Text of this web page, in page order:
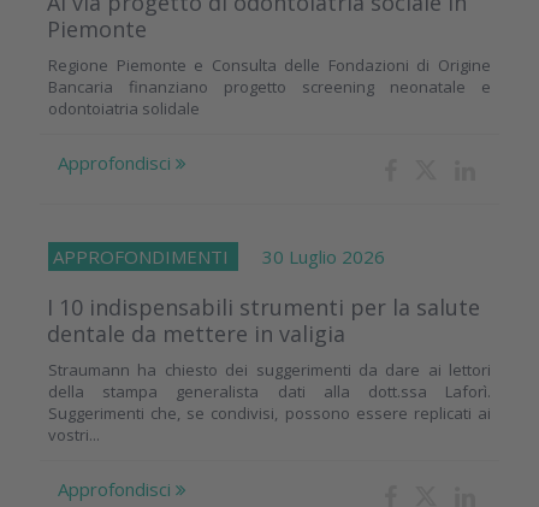
Piemonte
Regione Piemonte e Consulta delle Fondazioni di Origine
Bancaria finanziano progetto screening neonatale e
odontoiatria solidale
Approfondisci
APPROFONDIMENTI 30 Luglio 2026
I 10 indispensabili strumenti per la salute
dentale da mettere in valigia
Straumann ha chiesto dei suggerimenti da dare ai lettori
della stampa generalista dati alla dott.ssa Laforì.
Suggerimenti che, se condivisi, possono essere replicati ai
vostri...
Approfondisci